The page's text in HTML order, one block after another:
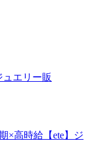
エリー販
×高時給【ete】ジ